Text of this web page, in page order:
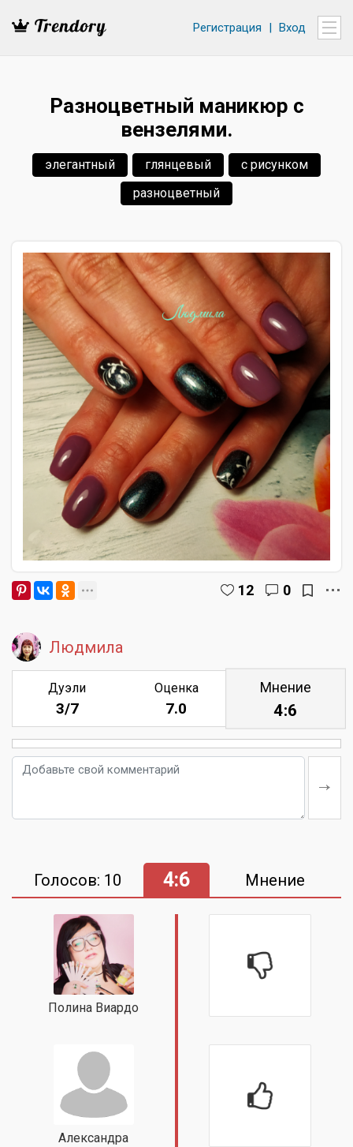
Регистрация | Вход
Разноцветный маникюр с
вензелями.
элегантный глянцевый
с рисунком
разноцветный
12 0
Людмила
Дуэли
3/7
Оценка
7.0
Мнение
4:6
Голосов: 10 4:6 Мнение
Полина Виардо
Александра